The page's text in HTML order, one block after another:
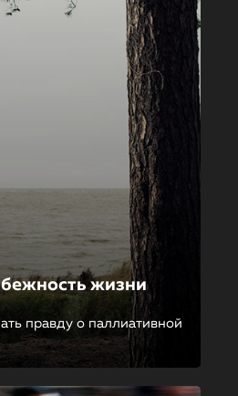
жизни
правду о паллиативной